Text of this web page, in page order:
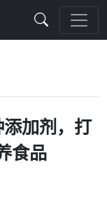
加剂，打
食品